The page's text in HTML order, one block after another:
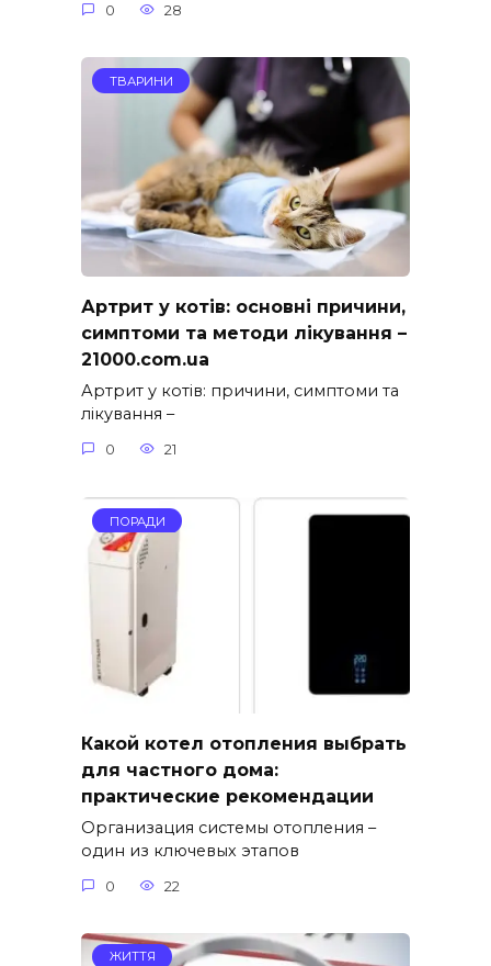
0 28
ТВАРИНИ
Артрит у котів: основні причини,
симптоми та методи лікування –
21000.com.ua
Артрит у котів: причини, симптоми та
лікування –
0 21
ПОРАДИ
Какой котел отопления выбрать
для частного дома:
практические рекомендации
Организация системы отопления –
один из ключевых этапов
0 22
ЖИТТЯ